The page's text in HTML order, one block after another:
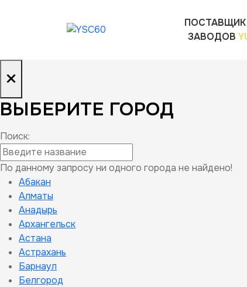
ПОСТАВЩИК
ЗАВОДОВ
×
ВЫБЕРИТЕ ГОРОД
Поиск:
По данному запросу ни одного города не найдено!
Абакан
Алматы
Анадырь
Архангельск
Астана
Астрахань
Барнаул
Белгород